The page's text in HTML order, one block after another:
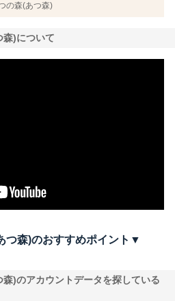
の森(あつ森)
森)について
つ森)のおすすめポイント▼
)のアカウントデータを探している